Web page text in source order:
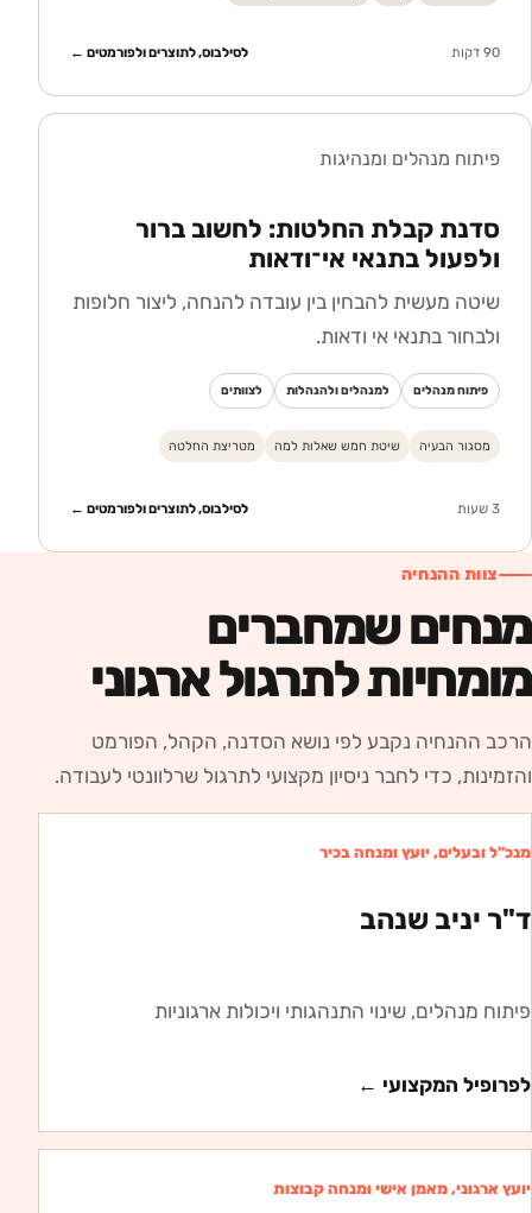
90 דקות לסילבוס, לתוצרים ולפורמטים ←
פיתוח מנהלים ומנהיגות
סדנת קבלת החלטות: לחשוב ברור
ולפעול בתנאי אי־ודאות
שיטה מעשית להבחין בין עובדה להנחה, ליצור חלופות
ולבחור בתנאי אי ודאות.
פיתוח מנהלים למנהלים ולהנהלות לצוותים
מסגור הבעיה שיטת חמש שאלות למה מטריצת החלטה
3 שעות לסילבוס, לתוצרים ולפורמטים ←
צוות ההנחיה
מנחים שמחברים
מומחיות לתרגול ארגוני
הרכב ההנחיה נקבע לפי נושא הסדנה, הקהל, הפורמט
והזמינות, כדי לחבר ניסיון מקצועי לתרגול שרלוונטי לעבודה.
מנכ"ל ובעלים, יועץ ומנחה בכיר
ד"ר יניב שנהב
פיתוח מנהלים, שינוי התנהגותי ויכולות ארגוניות
לפרופיל המקצועי ←
יועץ ארגוני, מאמן אישי ומנחה קבוצות